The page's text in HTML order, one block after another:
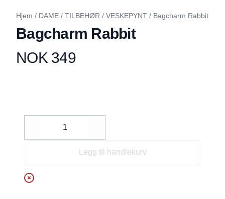
Hjem / DAME / TILBEHØR / VESKEPYNT / Bagcharm Rabbit
Bagcharm Rabbit
Produktdetaljer
NOK 349
Decrease
Legg til handlekurv